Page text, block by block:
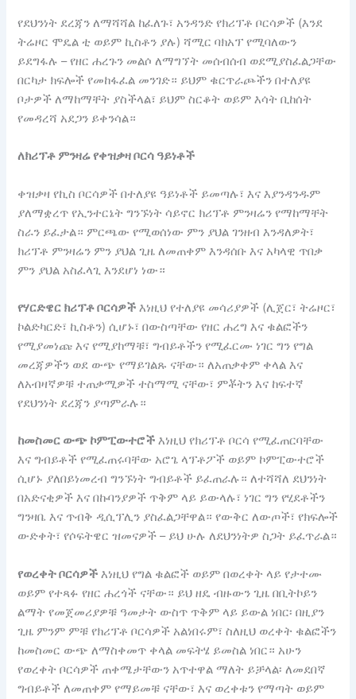
የደህንነት ደረጃን ለማሻሻል ከፈለጉ፣ አንዳንድ የክሪፕቶ ቦርሳዎች (እንደ
ትሬዞር ሞዴል ቲ ወይም ኪስቶን ያሉ) ሻሚር ባክአፕ የሚባለውን
ይደግፋሉ – የዘር ሐረጉን መልሶ ለማግኘት መሰብሰብ ወደሚያስፈልጋቸው
በርካታ ክፍሎች የመከፋፈል መንገድ። ይህም ቁርጥራጮችን በተለያዩ
ቦታዎች ለማከማቸት ያስችላል፣ ይህም ስርቆት ወይም እሳት ቢከሰት
የመዳረሻ አደጋን ይቀንሳል።
ለክሪፕቶ ምንዛሬ የቀዝቃዛ ቦርሳ ዓይነቶች
ቀዝቃዛ የኪስ ቦርሳዎች በተለያዩ ዓይነቶች ይመጣሉ፣ እና እያንዳንዱም
ያለማቋረጥ የኢንተርኔት ግንኙነት ሳይኖር ክሪፕቶ ምንዛሬን የማከማቸት
ስራን ይፈታል። ምርጫው የሚወሰነው ምን ያህል ገንዘብ እንዳለዎት፣
ክሪፕቶ ምንዛሬን ምን ያህል ጊዜ ለመጠቀም እንዳሰቡ እና አካላዊ ጥበቃ
ምን ያህል አስፈላጊ እንደሆነ ነው።
የሃርድዌር ክሪፕቶ ቦርሳዎች እነዚህ የተለያዩ መሳሪያዎች (ሊጀር፣ ትሬዞር፣
ኮልድካርድ፣ ኪስቶን) ሲሆኑ፣ በውስጣቸው የዘር ሐረግ እና ቁልፎችን
የሚያመነጩ እና የሚያከማቹ፣ ግብይቶችን የሚፈርሙ ነገር ግን የግል
መረጃዎችን ወደ ውጭ የማይገልጹ ናቸው። ለአጠቃቀም ቀላል እና
ለአብዛኛዎቹ ተጠቃሚዎች ተስማሚ ናቸው፣ ምቾትን እና ከፍተኛ
የደህንነት ደረጃን ያጣምራሉ።
ከመስመር ውጭ ኮምፒውተሮች እነዚህ የክሪፕቶ ቦርሳ የሚፈጠርባቸው
እና ግብይቶች የሚፈጠሩባቸው አሮጌ ላፕቶፖች ወይም ኮምፒውተሮች
ሲሆኑ ያለበይነመረብ ግንኙነት ግብይቶች ይፈጠራሉ። ለተሻሻለ ደህንነት
በአድናቂዎች እና በኩባንያዎች ጥቅም ላይ ይውላሉ፣ ነገር ግን የሂደቶችን
ግንዛቤ እና ጥብቅ ዲሲፕሊን ያስፈልጋቸዋል። የውቅር ለውጦች፣ የክፍሎች
ውድቀት፣ የሶፍትዌር ዝመናዎች – ይህ ሁሉ ለደህንነትዎ ስጋት ይፈጥራል።
የወረቀት ቦርሳዎች እነዚህ የግል ቁልፎች ወይም በወረቀት ላይ የታተሙ
ወይም የተጻፉ የዘር ሐረጎች ናቸው። ይህ ዘዴ ብዙውን ጊዜ በቢትኮይን
ልማት የመጀመሪያዎቹ ዓመታት ውስጥ ጥቅም ላይ ይውል ነበር፡ በዚያን
ጊዜ ምንም ምቹ የክሪፕቶ ቦርሳዎች አልነበሩም፣ ስለዚህ ወረቀት ቁልፎችን
ከመስመር ውጭ ለማስቀመጥ ቀላል መፍትሄ ይመስል ነበር። አሁን
የወረቀት ቦርሳዎች ጠቀሜታቸውን አጥተዋል ማለት ይቻላል፡ ለመደበኛ
ግብይቶች ለመጠቀም የማይመቹ ናቸው፣ እና ወረቀቱን የማጣት ወይም